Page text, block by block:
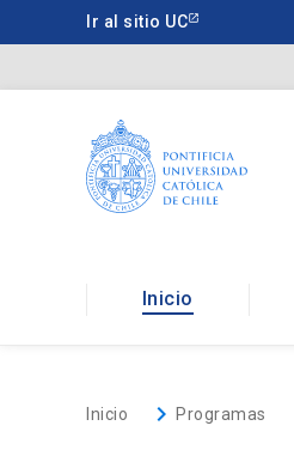
a
Ir al sitio UC
Inicio
Inicio keyboard_arrow_rightProgramas